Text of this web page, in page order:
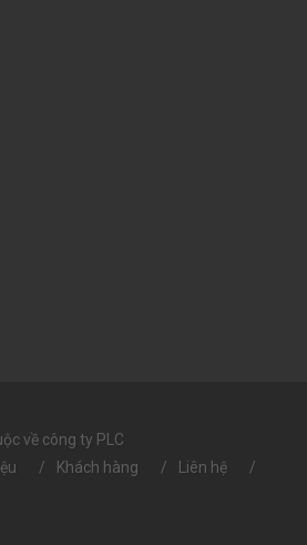
về công ty PLC
Khách hàng
Liên hệ